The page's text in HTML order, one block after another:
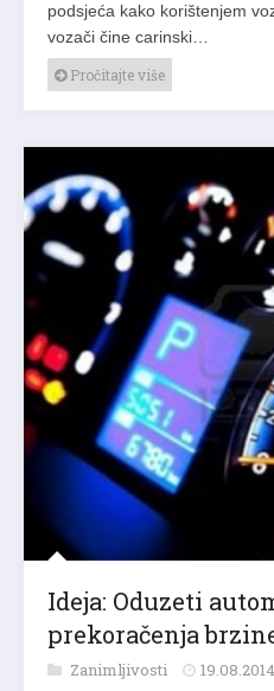
podsjeća kako korištenjem
vozači čine carinski…
Pročitajte više
Ideja: Oduzeti
prekoračenja
Zanimljivosti